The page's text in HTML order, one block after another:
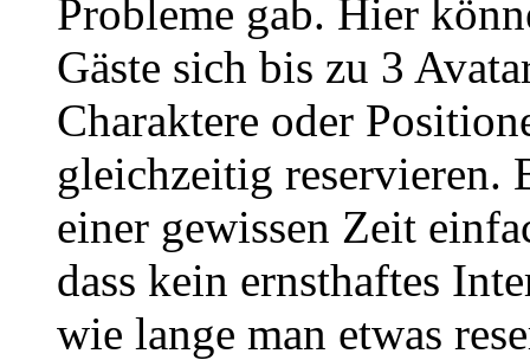
Probleme gab. Hier
Gäste sich bis zu 3
Charaktere oder
gleichzeitig reservieren.
einer gewissen Zeit
dass kein ernsthaftes
wie lange man etwas